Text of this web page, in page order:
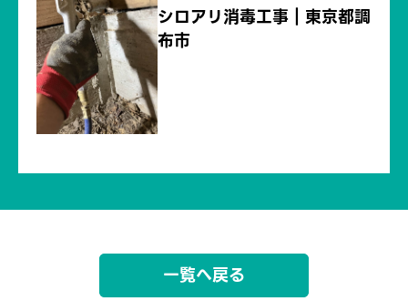
シロアリ消毒工事｜東京都調
布市
一覧へ戻る